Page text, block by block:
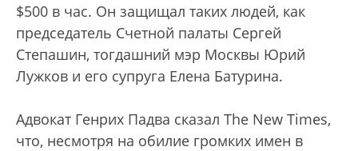
$500 в час. Он защищал таких людей, как
председатель Счетной палаты Сергей
Степашин, тогдашний мэр Москвы Юрий
Лужков и его супруга Елена Батурина.
Адвокат Генрих Падва сказал The New Times,
что, несмотря на обилие громких имен в